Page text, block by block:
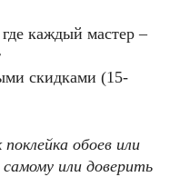
каждый мастер –
скидками (15-
обоев или
или доверить